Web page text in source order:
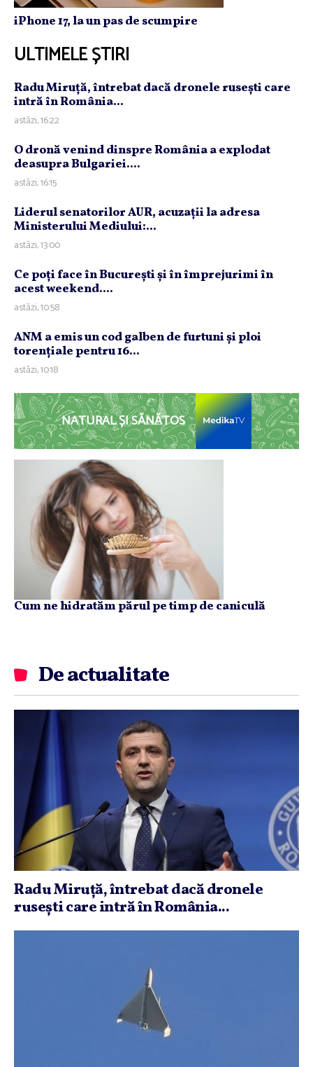
iPhone 17, la un pas de scumpire
ULTIMELE ȘTIRI
Radu Miruţă, întrebat dacă dronele ruseşti care
intră în România...
astăzi, 16:22
O dronă venind dinspre România a explodat
deasupra Bulgariei....
astăzi, 16:15
Liderul senatorilor AUR, acuzaţii la adresa
Ministerului Mediului:...
astăzi, 13:00
Ce poţi face în Bucureşti şi în împrejurimi în
acest weekend....
astăzi, 10:58
ANM a emis un cod galben de furtuni şi ploi
torenţiale pentru 16...
astăzi, 10:18
NATURAL ȘI SĂNĂTOS
Cum ne hidratăm părul pe timp de caniculă
De actualitate
Radu Miruţă, întrebat dacă dronele
ruseşti care intră în România...